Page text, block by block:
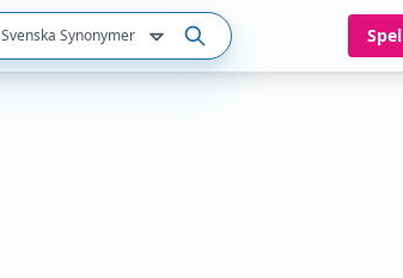
Svenska Synonymer Spel